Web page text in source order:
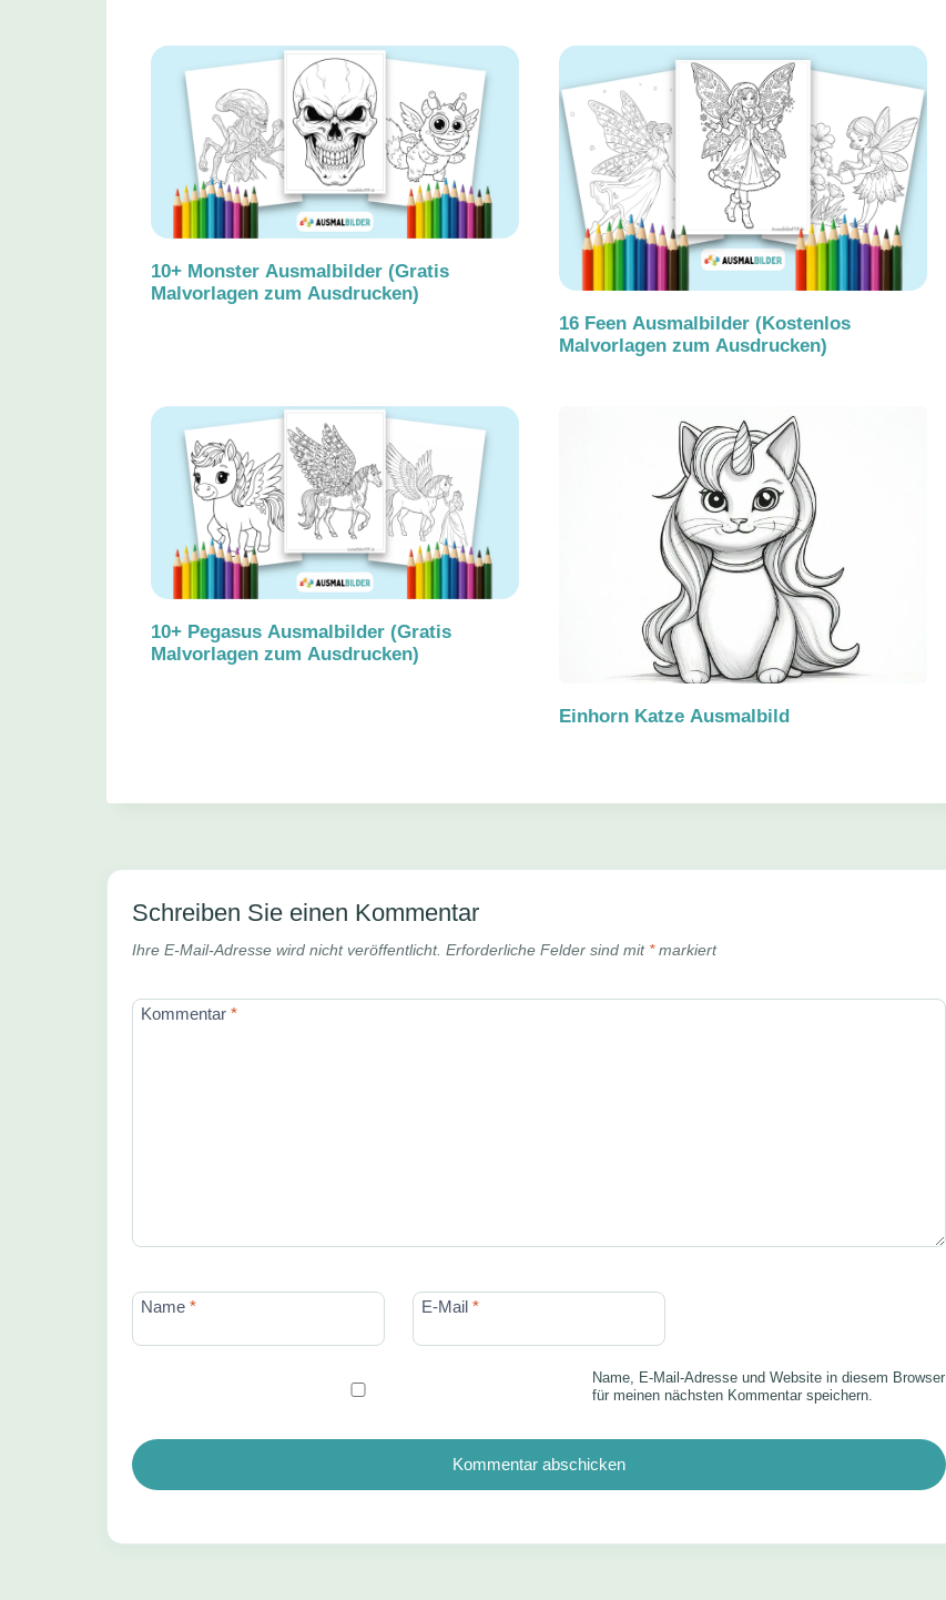
10+ Monster Ausmalbilder (Gratis
Malvorlagen zum Ausdrucken)
16 Feen Ausmalbilder (Kostenlos
Malvorlagen zum Ausdrucken)
10+ Pegasus Ausmalbilder (Gratis
Malvorlagen zum Ausdrucken)
Einhorn Katze Ausmalbild
Schreiben Sie einen Kommentar
Ihre E-Mail-Adresse wird nicht veröffentlicht. Erforderliche Felder sind mit *markiert
Kommentar *
Name * E-Mail *
Name, E-Mail-Adresse und Website in diesem Browser
für meinen nächsten Kommentar speichern.